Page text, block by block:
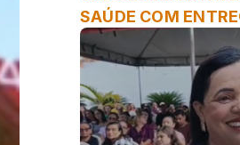
SAÚDE COM
ODONTOMÓVEL